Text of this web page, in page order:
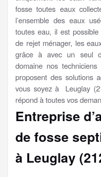
fosse toutes eaux
l’ensemble des eaux
toutes eau, il est
de rejet ménager, les
grâce à avec un seul
domaine nos
proposent des solutions
vous soyez à Leuglay
répond à toutes vos
Entreprise
de fosse
à Leuglay